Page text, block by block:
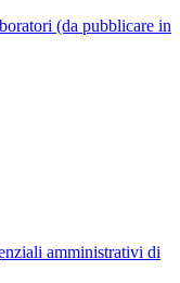
(da pubblicare in
amministrativi di